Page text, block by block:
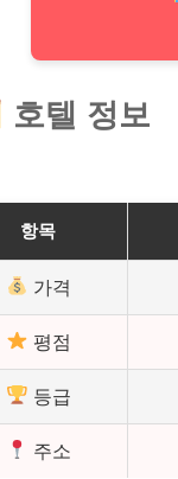
호텔 정보
항목
가격
평점
등급
주소